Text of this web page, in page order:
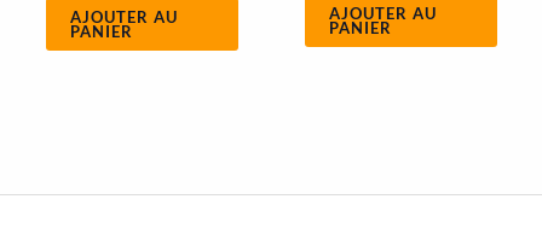
AJOUTER AU
PANIER
AJOUTER AU
PANIER